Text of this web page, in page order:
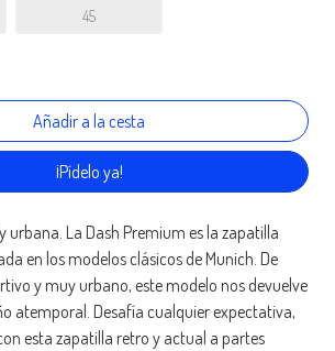
45
¡Pídelo ya!
urbana. La Dash Premium es la zapatilla
en los modelos clásicos de Munich. De
y muy urbano, este modelo nos devuelve
atemporal. Desafía cualquier expectativa,
esta zapatilla retro y actual a partes